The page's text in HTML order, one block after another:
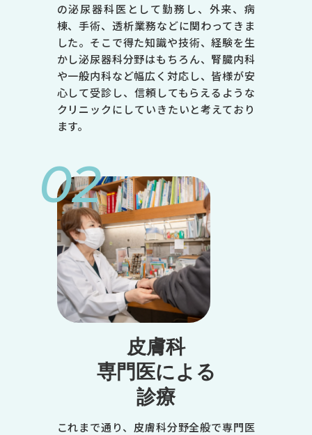
の泌尿器科医として勤務し、外来、病
棟、手術、透析業務などに関わってきま
した。そこで得た知識や技術、経験を生
かし泌尿器科分野はもちろん、腎臓内科
や一般内科など幅広く対応し、皆様が安
心して受診し、信頼してもらえるような
クリニックにしていきたいと考えており
ます。
02
皮膚科
専門医による
診療
これまで通り、皮膚科分野全般で専門医